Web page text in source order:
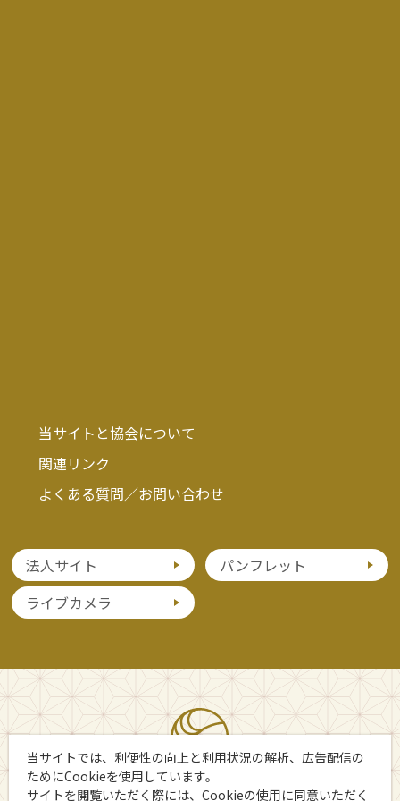
当サイトと協会について
関連リンク
よくある質問／お問い合わせ
法人サイト
パンフレット
ライブカメラ
当サイトでは、利便性の向上と利用状況の解析、広告配信の
ためにCookieを使用しています。
サイトを閲覧いただく際には、Cookieの使用に同意いただく